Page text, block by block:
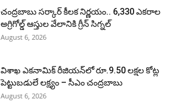
చంద్రబాబు సర్కార్ కీలక నిర్ణయం.. 6,330 ఎకరాల
అగ్రిగోల్డ్ ఆస్తుల వేలానికి గ్రీన్ సిగ్నల్
August 6, 2026
విశాఖ ఎకనామిక్ రీజియన్‌లో రూ.9.50 లక్షల కోట్ల
పెట్టుబడులే లక్ష్యం – సీఎం చంద్రబాబు
August 6, 2026